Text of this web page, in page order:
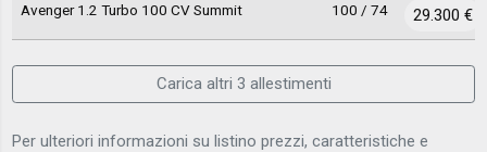
Avenger 1.2 Turbo 100 CV Summit 100 / 74 29.300 €
Carica altri 3 allestimenti
Per ulteriori informazioni su listino prezzi, caratteristiche e